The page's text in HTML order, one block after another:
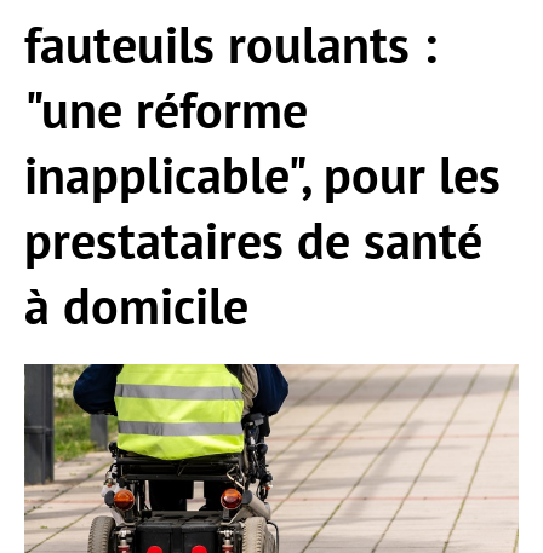
fauteuils roulants :
"une réforme
inapplicable", pour les
prestataires de santé
à domicile